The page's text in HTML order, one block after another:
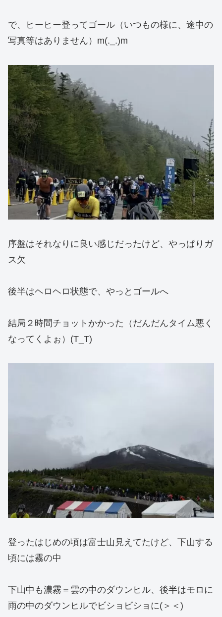
で、ヒーヒー登ってゴール（いつもの様に、途中の
写真等はありません）m(._.)m
序盤はそれなりに良い感じだったけど、やっぱりガ
ス欠
後半はヘロヘロ状態で、やっとゴールへ
結局２時間チョットかかった（だんだんタイム悪く
なってくよぉ）(T_T)
登ったはじめの頃は富士山見えてたけど、下山する
頃には霧の中
下山中も濃霧＝雲の中のダウンヒル、後半はモロに
雨の中のダウンヒルでビショビショに(＞＜)